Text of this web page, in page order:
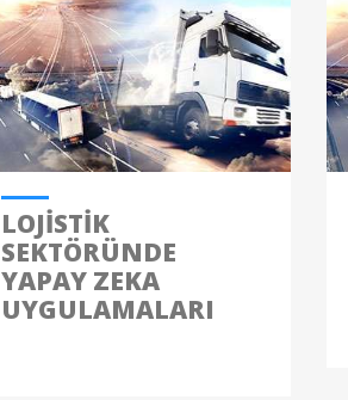
LOJISTIK
SEKTÖRÜNDE
YAPAY ZEKA
UYGULAMALARI